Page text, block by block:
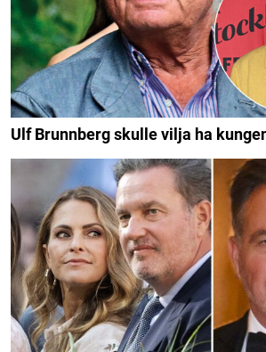
Ulf Brunnberg skulle vilja ha